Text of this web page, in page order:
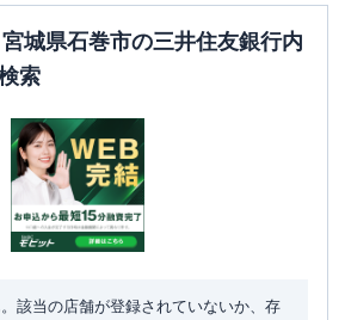
城県石巻市の三井住友銀行内
索
該当の店舗が登録されていないか、存